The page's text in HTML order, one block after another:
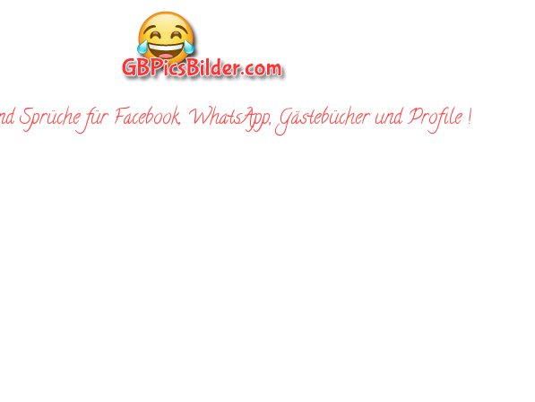
Sprüche für Facebook, WhatsApp, Gästebücher und Profile !